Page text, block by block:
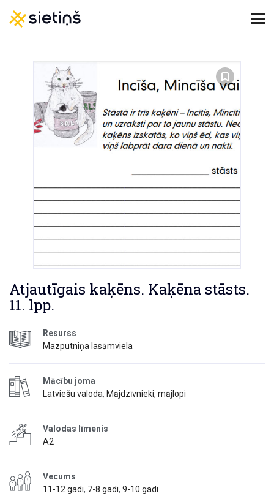
Atjautīgais kaķēns. Kaķēna stāsts.
11. lpp.
Resurss
Mazputniņa lasāmviela
Mācību joma
Latviešu valoda, Mājdzīvnieki, mājlopi
Valodas līmenis
A2
Vecums
11-12 gadi, 7-8 gadi, 9-10 gadi